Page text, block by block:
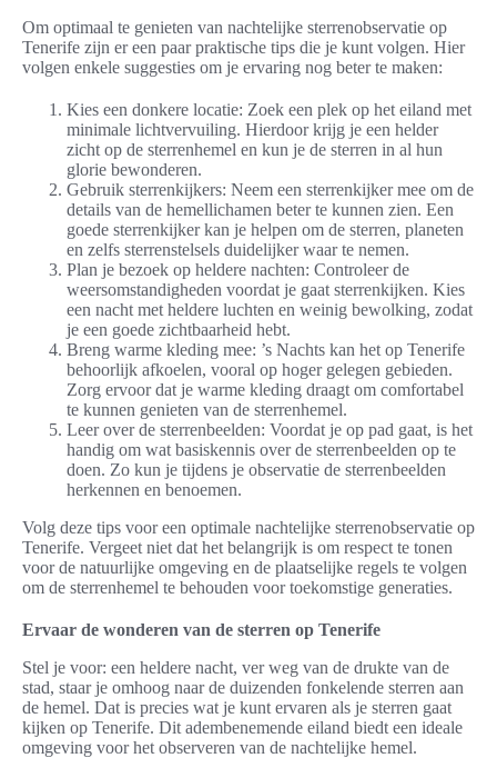
Om optimaal te genieten van nachtelijke sterrenobservatie op
Tenerife zijn er een paar praktische tips die je kunt volgen. Hier
volgen enkele suggesties om je ervaring nog beter te maken:
Kies een donkere locatie: Zoek een plek op het eiland met
minimale lichtvervuiling. Hierdoor krijg je een helder
zicht op de sterrenhemel en kun je de sterren in al hun
glorie bewonderen.
Gebruik sterrenkijkers: Neem een sterrenkijker mee om de
details van de hemellichamen beter te kunnen zien. Een
goede sterrenkijker kan je helpen om de sterren, planeten
en zelfs sterrenstelsels duidelijker waar te nemen.
Plan je bezoek op heldere nachten: Controleer de
weersomstandigheden voordat je gaat sterrenkijken. Kies
een nacht met heldere luchten en weinig bewolking, zodat
je een goede zichtbaarheid hebt.
Breng warme kleding mee: ’s Nachts kan het op Tenerife
behoorlijk afkoelen, vooral op hoger gelegen gebieden.
Zorg ervoor dat je warme kleding draagt om comfortabel
te kunnen genieten van de sterrenhemel.
Leer over de sterrenbeelden: Voordat je op pad gaat, is het
handig om wat basiskennis over de sterrenbeelden op te
doen. Zo kun je tijdens je observatie de sterrenbeelden
herkennen en benoemen.
Volg deze tips voor een optimale nachtelijke sterrenobservatie op
Tenerife. Vergeet niet dat het belangrijk is om respect te tonen
voor de natuurlijke omgeving en de plaatselijke regels te volgen
om de sterrenhemel te behouden voor toekomstige generaties.
Ervaar de wonderen van de sterren op Tenerife
Stel je voor: een heldere nacht, ver weg van de drukte van de
stad, staar je omhoog naar de duizenden fonkelende sterren aan
de hemel. Dat is precies wat je kunt ervaren als je sterren gaat
kijken op Tenerife. Dit adembenemende eiland biedt een ideale
omgeving voor het observeren van de nachtelijke hemel.